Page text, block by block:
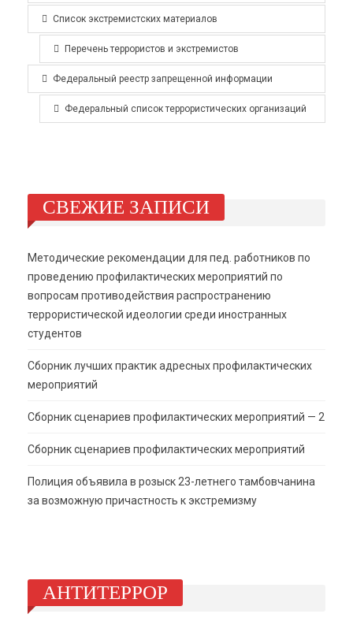
Список экстремистских материалов
Перечень террористов и экстремистов
Федеральный реестр запрещенной информации
Федеральный список террористических организаций
СВЕЖИЕ ЗАПИСИ
Методические рекомендации для пед. работников по
проведению профилактических мероприятий по
вопросам противодействия распространению
террористической идеологии среди иностранных
студентов
Сборник лучших практик адресных профилактических
мероприятий
Сборник сценариев профилактических мероприятий — 2
Сборник сценариев профилактических мероприятий
Полиция объявила в розыск 23-летнего тамбовчанина
за возможную причастность к экстремизму
АНТИТЕРРОР